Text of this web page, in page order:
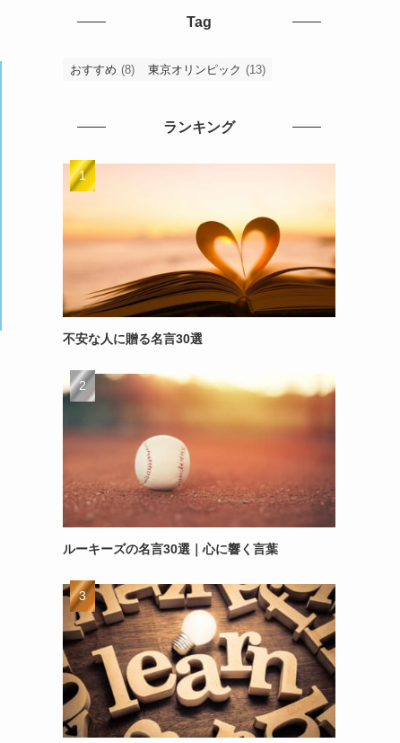
Tag
おすすめ (8) 東京オリンピック (13)
ランキング
不安な人に贈る名言30選
ルーキーズの名言30選｜心に響く言葉